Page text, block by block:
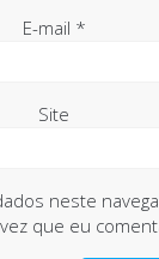
E-mail *
Site
neste
que eu